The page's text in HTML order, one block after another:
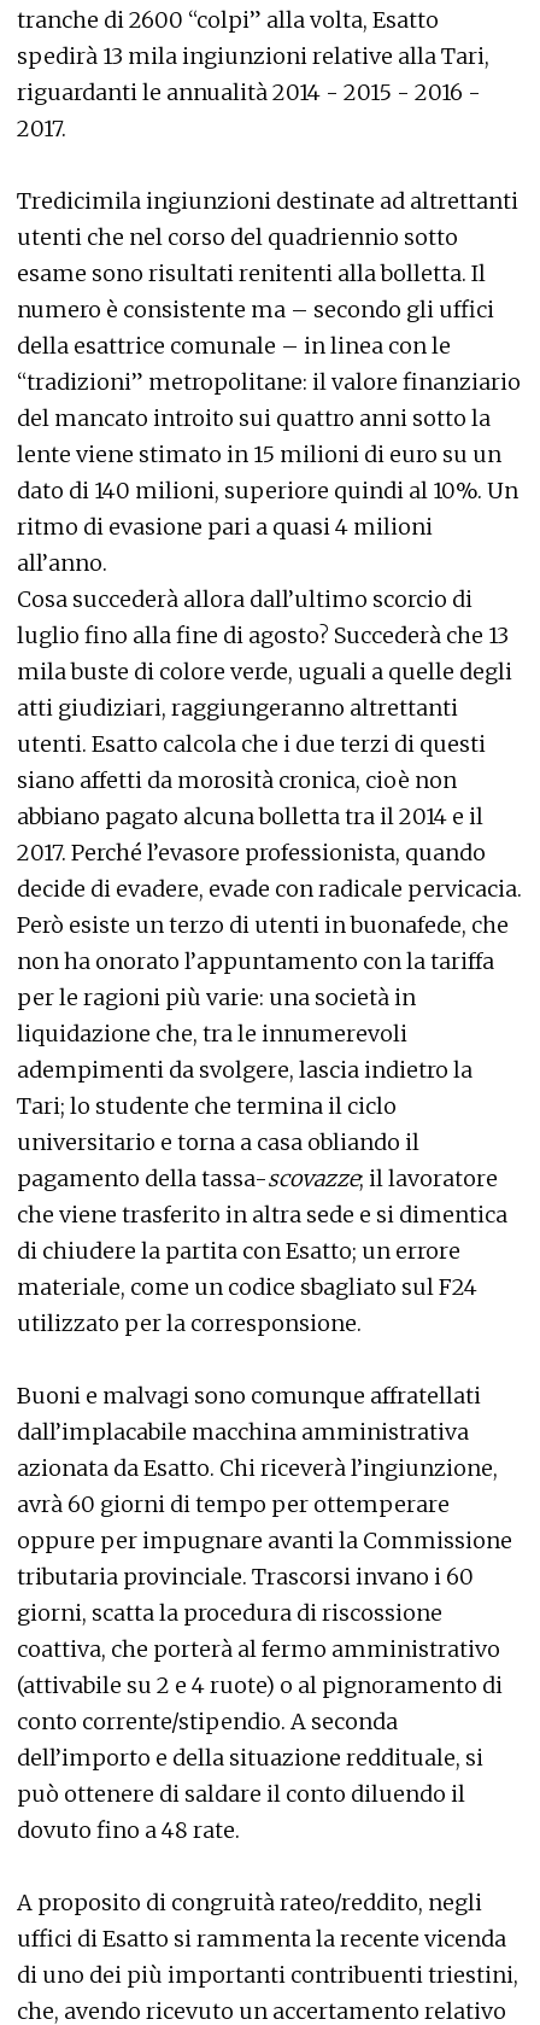
tranche di 2600 “colpi” alla volta, Esatto
spedirà 13 mila ingiunzioni relative alla Tari,
riguardanti le annualità 2014 - 2015 - 2016 -
2017.
Tredicimila ingiunzioni destinate ad altrettanti
utenti che nel corso del quadriennio sotto
esame sono risultati renitenti alla bolletta. Il
numero è consistente ma – secondo gli uffici
della esattrice comunale – in linea con le
“tradizioni” metropolitane: il valore finanziario
del mancato introito sui quattro anni sotto la
lente viene stimato in 15 milioni di euro su un
dato di 140 milioni, superiore quindi al 10%. Un
ritmo di evasione pari a quasi 4 milioni
all’anno.
Cosa succederà allora dall’ultimo scorcio di
luglio fino alla fine di agosto? Succederà che 13
mila buste di colore verde, uguali a quelle degli
atti giudiziari, raggiungeranno altrettanti
utenti. Esatto calcola che i due terzi di questi
siano affetti da morosità cronica, cioè non
abbiano pagato alcuna bolletta tra il 2014 e il
2017. Perché l’evasore professionista, quando
decide di evadere, evade con radicale pervicacia.
Però esiste un terzo di utenti in buonafede, che
non ha onorato l’appuntamento con la tariffa
per le ragioni più varie: una società in
liquidazione che, tra le innumerevoli
adempimenti da svolgere, lascia indietro la
Tari; lo studente che termina il ciclo
universitario e torna a casa obliando il
pagamento della tassa-scovazze; il lavoratore
che viene trasferito in altra sede e si dimentica
di chiudere la partita con Esatto; un errore
materiale, come un codice sbagliato sul F24
utilizzato per la corresponsione.
Buoni e malvagi sono comunque affratellati
dall’implacabile macchina amministrativa
azionata da Esatto. Chi riceverà l’ingiunzione,
avrà 60 giorni di tempo per ottemperare
oppure per impugnare avanti la Commissione
tributaria provinciale. Trascorsi invano i 60
giorni, scatta la procedura di riscossione
coattiva, che porterà al fermo amministrativo
(attivabile su 2 e 4 ruote) o al pignoramento di
conto corrente/stipendio. A seconda
dell’importo e della situazione reddituale, si
può ottenere di saldare il conto diluendo il
dovuto fino a 48 rate.
A proposito di congruità rateo/reddito, negli
uffici di Esatto si rammenta la recente vicenda
di uno dei più importanti contribuenti triestini,
che, avendo ricevuto un accertamento relativo